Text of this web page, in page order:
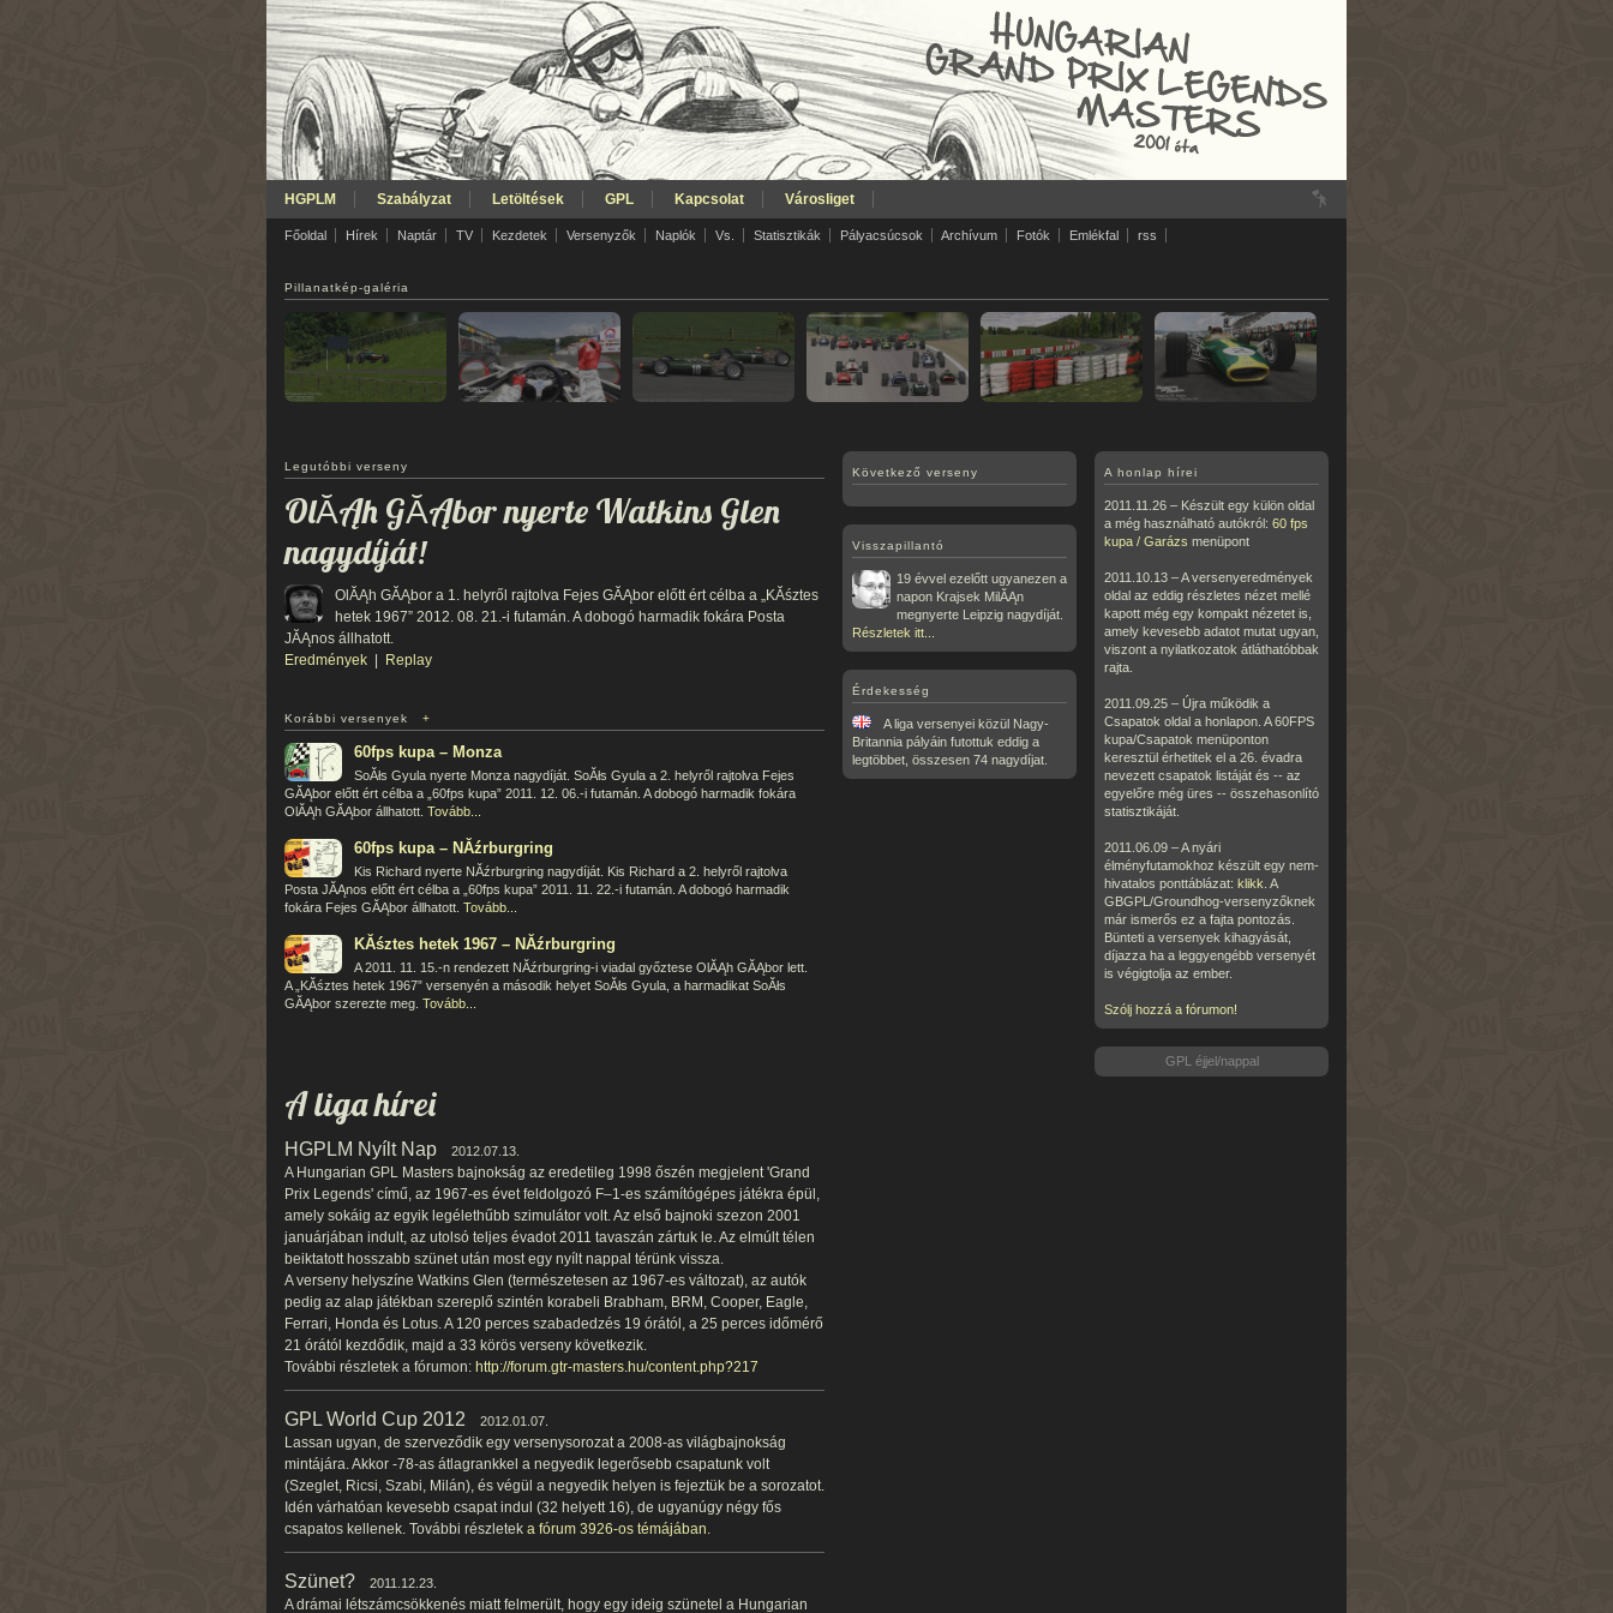
HGPLM Szabályzat Letöltések GPL Kapcsolat Városliget
Főoldal Hírek Naptár TV Kezdetek Versenyzők Naplók Vs. Statisztikák Pályacsúcsok Archívum Fotók Emlékfal rss
Pillanatkép-galéria
A honlap hírei
2011.11.26 – Készült egy külön oldal
a még használható autókról: 60 fps
kupa / Garázs menüpont
2011.10.13 – A versenyeredmények
oldal az eddig részletes nézet mellé
kapott még egy kompakt nézetet is,
amely kevesebb adatot mutat ugyan,
viszont a nyilatkozatok átláthatóbbak
rajta.
2011.09.25 – Újra működik a
Csapatok oldal a honlapon. A 60FPS
kupa/Csapatok menüponton
keresztül érhetitek el a 26. évadra
nevezett csapatok listáját és -- az
egyelőre még üres -- összehasonlító
statisztikáját.
2011.06.09 – A nyári
élményfutamokhoz készült egy nem-
hivatalos ponttáblázat: klikk . A
GBGPL/Groundhog-versenyzőknek
már ismerős ez a fajta pontozás.
Bünteti a versenyek kihagyását,
díjazza ha a leggyengébb versenyét
is végigtolja az ember.
Szólj hozzá a fórumon!
Következő verseny
Visszapillantó
19 évvel ezelőtt ugyanezen a
napon Krajsek MilĂĄn
megnyerte Leipzig nagydíját.
Részletek itt...
Érdekesség
A liga versenyei közül Nagy-
Britannia pályáin futottuk eddig a
legtöbbet, összesen 74 nagydíjat.
Legutóbbi verseny
OlĂĄh GĂĄbor nyerte Watkins Glen
nagydíját!
OlĂĄh GĂĄbor a 1. helyről rajtolva Fejes GĂĄbor előtt ért célba a „KĂśztes
hetek 1967” 2012. 08. 21.-i futamán. A dobogó harmadik fokára Posta
JĂĄnos állhatott.
Eredmények
Replay
Korábbi versenyek +
60fps kupa – Monza
SoĂłs Gyula nyerte Monza nagydíját. SoĂłs Gyula a 2. helyről rajtolva Fejes
GĂĄbor előtt ért célba a „60fps kupa” 2011. 12. 06.-i futamán. A dobogó harmadik fokára
OlĂĄh GĂĄbor állhatott. Tovább...
60fps kupa – NĂźrburgring
Kis Richard nyerte NĂźrburgring nagydíját. Kis Richard a 2. helyről rajtolva
Posta JĂĄnos előtt ért célba a „60fps kupa” 2011. 11. 22.-i futamán. A dobogó harmadik
fokára Fejes GĂĄbor állhatott. Tovább...
KĂśztes hetek 1967 – NĂźrburgring
A 2011. 11. 15.-n rendezett NĂźrburgring-i viadal győztese OlĂĄh GĂĄbor lett.
A „KĂśztes hetek 1967” versenyén a második helyet SoĂłs Gyula, a harmadikat SoĂłs
GĂĄbor szerezte meg. Tovább...
A liga hírei
HGPLM Nyílt Nap 2012.07.13.
A Hungarian GPL Masters bajnokság az eredetileg 1998 őszén megjelent 'Grand
Prix Legends' című, az 1967-es évet feldolgozó F–1-es számítógépes játékra épül,
amely sokáig az egyik legélethűbb szimulátor volt. Az első bajnoki szezon 2001
januárjában indult, az utolsó teljes évadot 2011 tavaszán zártuk le. Az elmúlt télen
beiktatott hosszabb szünet után most egy nyílt nappal térünk vissza.
A verseny helyszíne Watkins Glen (természetesen az 1967-es változat), az autók
pedig az alap játékban szereplő szintén korabeli Brabham, BRM, Cooper, Eagle,
Ferrari, Honda és Lotus. A 120 perces szabadedzés 19 órától, a 25 perces időmérő
21 órától kezdődik, majd a 33 körös verseny következik.
További részletek a fórumon: http://forum.gtr-masters.hu/content.php?217
GPL World Cup 2012 2012.01.07.
Lassan ugyan, de szerveződik egy versenysorozat a 2008-as világbajnokság
mintájára. Akkor -78-as átlagrankkel a negyedik legerősebb csapatunk volt
(Szeglet, Ricsi, Szabi, Milán), és végül a negyedik helyen is fejeztük be a sorozatot.
Idén várhatóan kevesebb csapat indul (32 helyett 16), de ugyanúgy négy fős
csapatos kellenek. További részletek a fórum 3926-os témájában.
Szünet? 2011.12.23.
A drámai létszámcsökkenés miatt felmerült, hogy egy ideig szünetel a Hungarian